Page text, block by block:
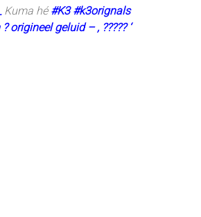
Kuma hé #K3 #k3orignals
? origineel geluid – , ????? ‘